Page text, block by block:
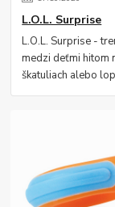
L.O.L. Surprise
L.O.L. Surprise -
medzi deťmi hitom
škatuliach alebo